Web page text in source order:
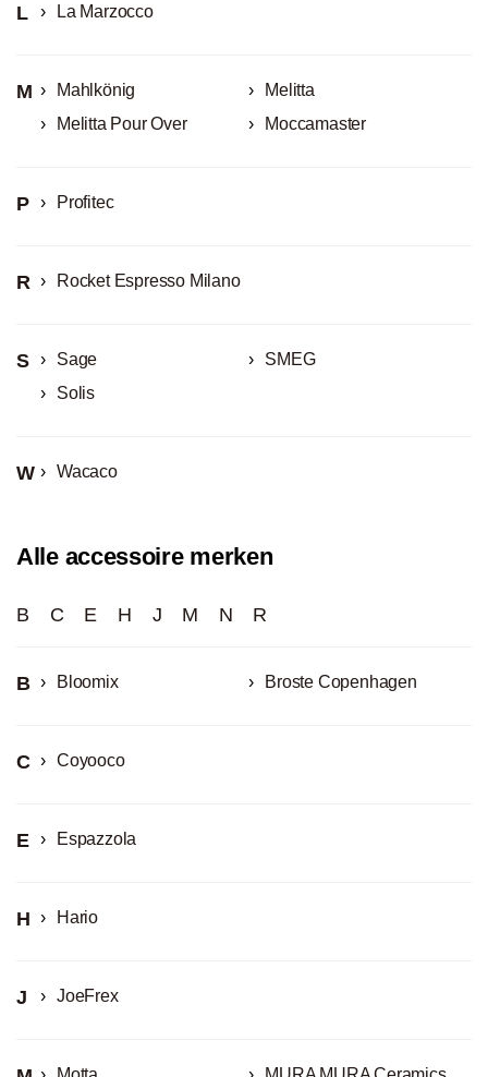
L La Marzocco
M Mahlkönig
Melitta
Melitta Pour Over
Moccamaster
P Profitec
R Rocket Espresso Milano
S Sage
SMEG
Solis
W Wacaco
Alle accessoire merken
B C E H J M N R
B Bloomix Broste Copenhagen
C Coyooco
E Espazzola
H Hario
J JoeFrex